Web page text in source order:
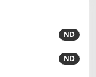
ND
ND